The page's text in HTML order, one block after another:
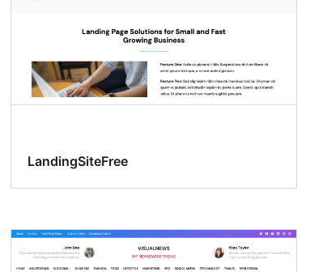
LandingSiteFree